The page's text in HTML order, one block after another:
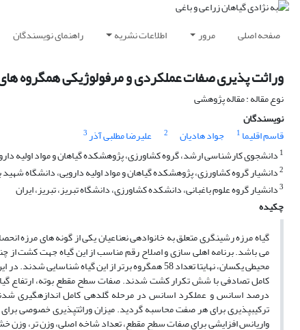
صفحه اصلی مرور اطلاعات نشریه راهنمای نویسندگان
وراثت پذیری صفات عملکردی و مرفولوژیکی همگروه
نوع مقاله : مقاله پژوهشی
نویسندگان
قاسم اقلیما 1 جواد هادیان 2 علیرضا مطلبی آذر3
1 دانشجوی کارشناسی ارشد، گروه کشاورزی، پژوهشکده گیاهان و مواد اولیه
2دانشیار گروه کشاورزی، پژوهشکده گیاهان و مواد اولیه دارویی، دانشگاه شهید
3دانشیار گروه علوم باغبانی، دانشکده کشاورزی، دانشگاه تبریز، تبریز، ایران
چکیده
گیاه مرزه رشینگری متعلق به خانوادهی نعناعیان یکی از گونه های مرزه
محیطی یکسان، نهایتا تعداد 58 همگروه برتر از این
کامل تصادفی با شش تکرار کشت شدند. صفات سطح مقطع بوته، ارتفاع
ترکیبپذیری برای هر صفت محاسبه گردید. میزان وراثتپذیری خصوصی